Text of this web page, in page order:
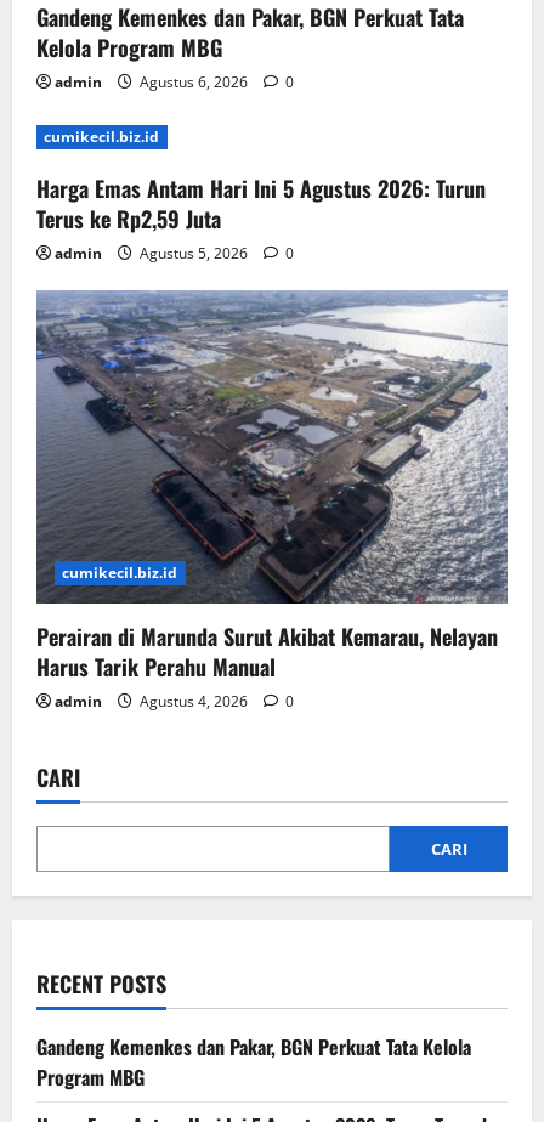
Gandeng Kemenkes dan Pakar, BGN Perkuat Tata
Kelola Program MBG
admin Agustus 6, 2026 0
cumikecil.biz.id
Harga Emas Antam Hari Ini 5 Agustus 2026: Turun
Terus ke Rp2,59 Juta
admin Agustus 5, 2026 0
cumikecil.biz.id
Perairan di Marunda Surut Akibat Kemarau, Nelayan
Harus Tarik Perahu Manual
admin Agustus 4, 2026 0
CARI
CARI
RECENT POSTS
Gandeng Kemenkes dan Pakar, BGN Perkuat Tata Kelola
Program MBG